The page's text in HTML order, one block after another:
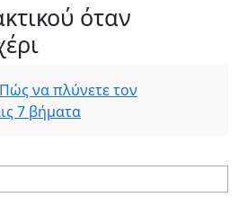
όταν
Πώς να πλύνετε τον
7 βήματα